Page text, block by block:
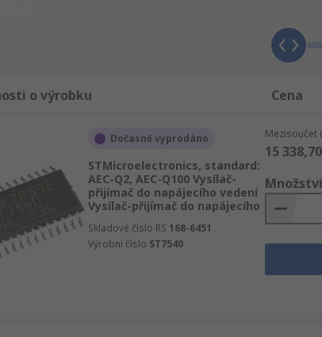
standarty na trhu, což znamená, že když hledáte
o výrobku Cena
Dočasně vyprodáno
STMicroelectronics, standard:
AEC-Q2, AEC-Q100 Vysílač-
přijímač do napájecího vedení
Vysílač-přijímač do napájecího
Skladové číslo RS 168-6451
Výrobní číslo ST7540
Mezisoučet
15
Množství